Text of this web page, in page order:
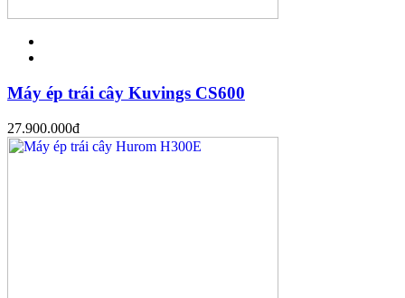
Máy ép trái cây Kuvings CS600
27.900.000đ